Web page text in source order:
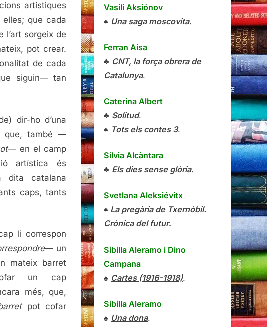
artístiques
que cada
l’art sorgeix de
pot crear.
de cada
siguin— tan
dir-ho d’una
que, també —
— en el camp
artística és
dita catalana
caps, tants
li correspon
— un
mateix barret
un cap
més, que,
pot cofar
Vasili Aksiónov
♠ Una saga moscovita.
Ferran Aisa
♣ CNT, la força obrera de
Catalunya.
Caterina Albert
♣ Solitud.
♠ Tots els contes 3.
Sílvia Alcàntara
♣ Els dies sense glòria.
Svetlana Aleksiévitx
♠ La pregària de Txernòbil.
Crònica del futur.
Sibilla Aleramo i Dino
Campana
♠ Cartes (1916-1918).
Sibilla Aleramo
♠ Una dona.